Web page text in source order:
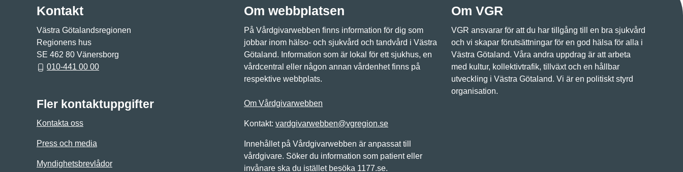
Kontakt
Västra Götalandsregionen
Regionens hus
SE 462 80 Vänersborg
010-441 00 00
Fler kontaktuppgifter
Kontakta oss
Press och media
Myndighetsbrevlådor
Om webbplatsen
På Vårdgivarwebben finns information för dig som
jobbar inom hälso- och sjukvård och tandvård i Västra
Götaland. Information som är lokal för ett sjukhus, en
vårdcentral eller någon annan vårdenhet finns på
respektive webbplats.
Om Vårdgivarwebben
Kontakt: vardgivarwebben@vgregion.se
Innehållet på Vårdgivarwebben är anpassat till
vårdgivare. Söker du information som patient eller
invånare ska du istället besöka 1177.se.
Om VGR
VGR ansvarar för att du har tillgång till en bra sjukvård
och vi skapar förutsättningar för en god hälsa för alla i
Västra Götaland. Våra andra uppdrag är att arbeta
med kultur, kollektivtrafik, tillväxt och en hållbar
utveckling i Västra Götaland. Vi är en politiskt styrd
organisation.